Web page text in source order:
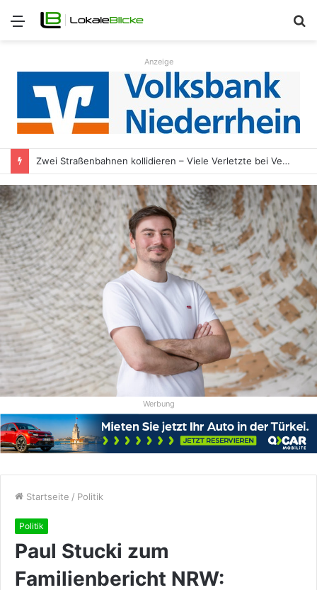
Menü
Anzeige
Zwei Straßenbahnen kollidieren – Viele Verletzte bei Verkehrsunfall
Werbung
Startseite / Politik
Politik
Paul Stucki zum
Familienbericht NRW: